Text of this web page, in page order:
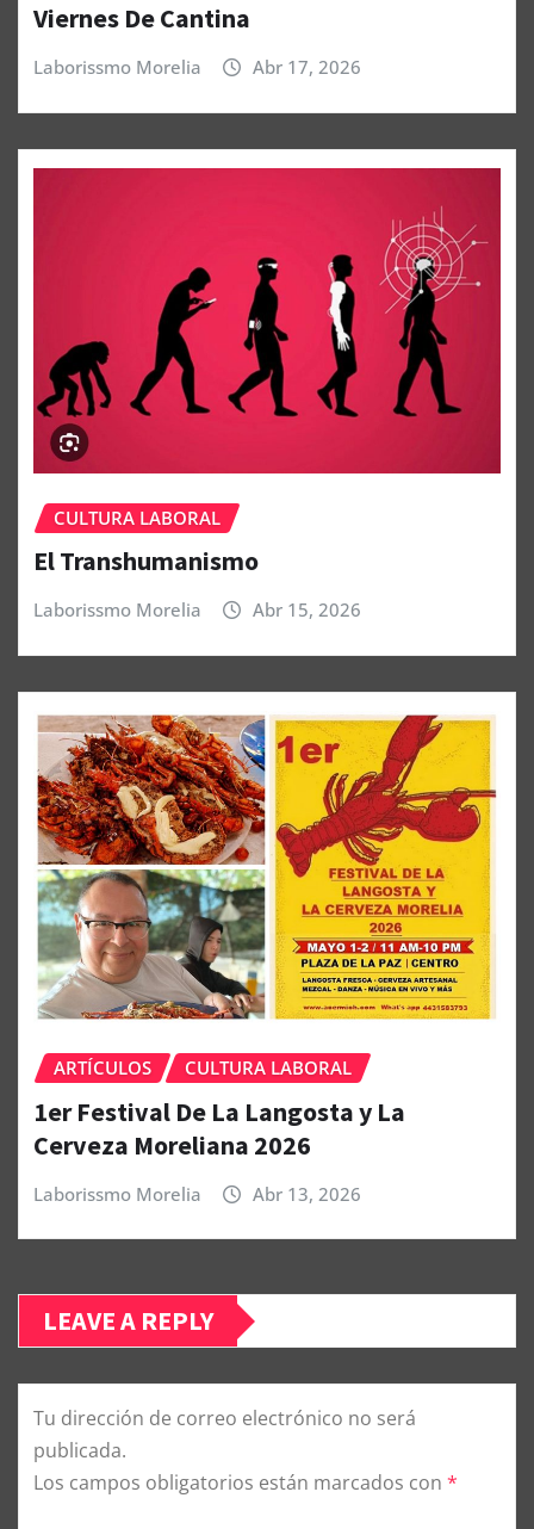
Viernes De Cantina
Laborissmo Morelia Abr 17, 2026
CULTURA LABORAL
El Transhumanismo
Laborissmo Morelia Abr 15, 2026
ARTÍCULOS CULTURA LABORAL
1er Festival De La Langosta y La
Cerveza Moreliana 2026
Laborissmo Morelia Abr 13, 2026
LEAVE A REPLY
Tu dirección de correo electrónico no será
publicada.
Los campos obligatorios están marcados con *